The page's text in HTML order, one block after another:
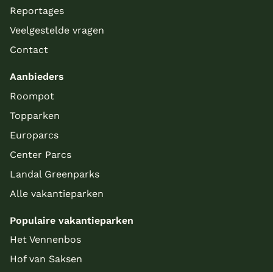
Reportages
Veelgestelde vragen
Contact
Aanbieders
Roompot
Topparken
Europarcs
Center Parcs
Landal Greenparks
Alle vakantieparken
Populaire vakantieparken
Het Vennenbos
Hof van Saksen